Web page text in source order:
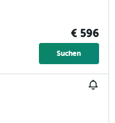
€ 596
Suchen